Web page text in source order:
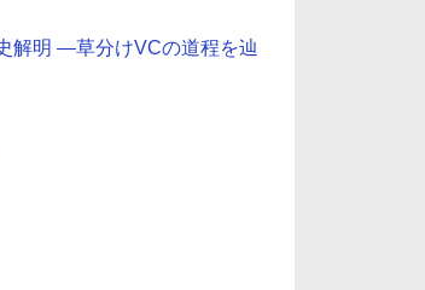
解明 ―草分けVCの道程を辿